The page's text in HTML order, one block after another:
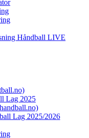
Håndball LIVE
Lag 2025
Lag 2025/2026